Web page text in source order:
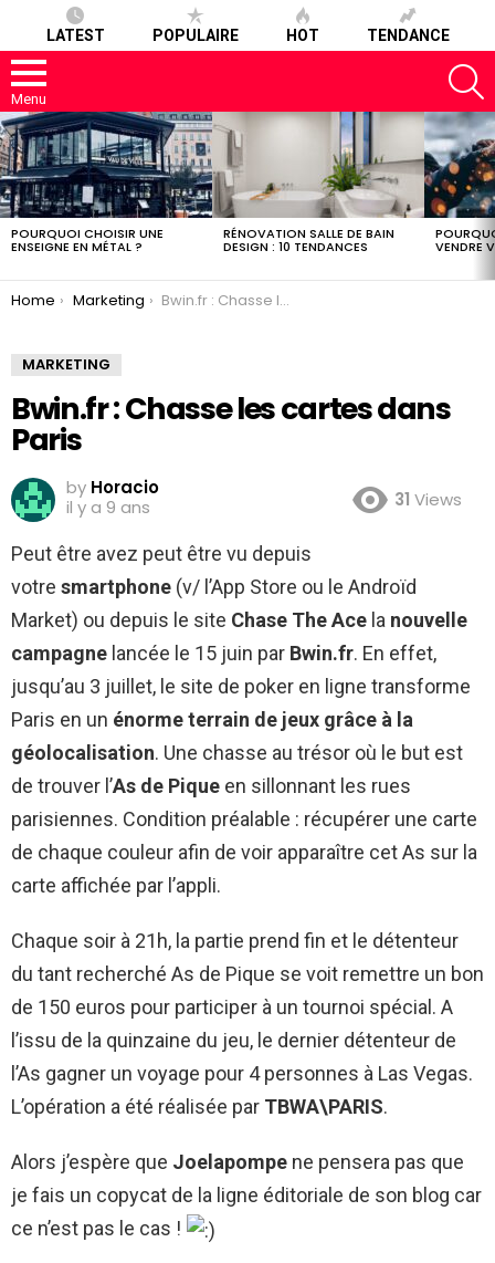
LATEST POPULAIRE HOT TENDANCE
Menu
LATEST
STORIES
POURQUOI CHOISIR UNE
ENSEIGNE EN MÉTAL ?
RÉNOVATION SALLE DE BAIN
DESIGN : 10 TENDANCES VENDRE
You are here:
Home Marketing Bwin.fr : Chasse les cartes dans Paris
MARKETING
Bwin.fr : Chasse les cartes dans
Paris
by Horacio
il y a 9 ans
31 Views
Peut être avez peut être vu depuis
votre smartphone (v/ l’App Store ou le Androïd
Market) ou depuis le site Chase The Ace la nouvelle
campagne lancée le 15 juin par Bwin.fr. En effet,
jusqu’au 3 juillet, le site de poker en ligne transforme
Paris en un énorme terrain de jeux grâce à la
géolocalisation. Une chasse au trésor où le but est
de trouver l’As de Pique en sillonnant les rues
parisiennes. Condition préalable : récupérer une carte
de chaque couleur afin de voir apparaître cet As sur la
carte affichée par l’appli.
Chaque soir à 21h, la partie prend fin et le détenteur
du tant recherché As de Pique se voit remettre un bon
de 150 euros pour participer à un tournoi spécial. A
l’issu de la quinzaine du jeu, le dernier détenteur de
l’As gagner un voyage pour 4 personnes à Las Vegas.
L’opération a été réalisée par TBWA\PARIS.
Alors j’espère que Joelapompe ne pensera pas que
je fais un copycat de la ligne éditoriale de son blog car
ce n’est pas le cas !